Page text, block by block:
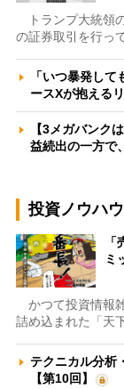
トランプ大統領
の証券取引を行っ
「いつ暴発し
ースXが抱える
【3メガバンク
益続出の一方で
投資ノウハ
ミ
かつて投資情報
詰め込まれた「天
テクニカル分析
【第10回】